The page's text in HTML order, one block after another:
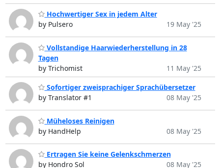
Hochwertiger Sex in jedem Alter
by Pulsero
19 May '25
Vollstandige Haarwiederherstellung in 28
Tagen
by Trichomist
11 May '25
Sofortiger zweisprachiger Sprachübersetzer
by Translator #1
08 May '25
Müheloses Reinigen
by HandHelp
08 May '25
Ertragen Sie keine Gelenkschmerzen
by Hondro Sol
08 May '25